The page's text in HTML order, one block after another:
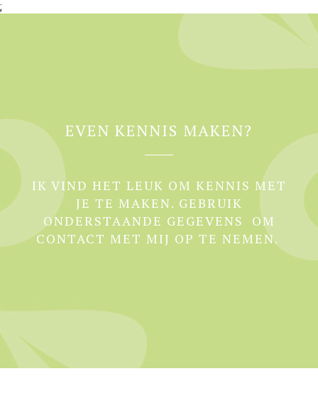
;
EVEN KENNIS MAKEN?
IK VIND HET LEUK OM KENNIS MET
JE TE MAKEN. GEBRUIK
ONDERSTAANDE GEGEVENS OM
CONTACT MET MIJ OP TE NEMEN.